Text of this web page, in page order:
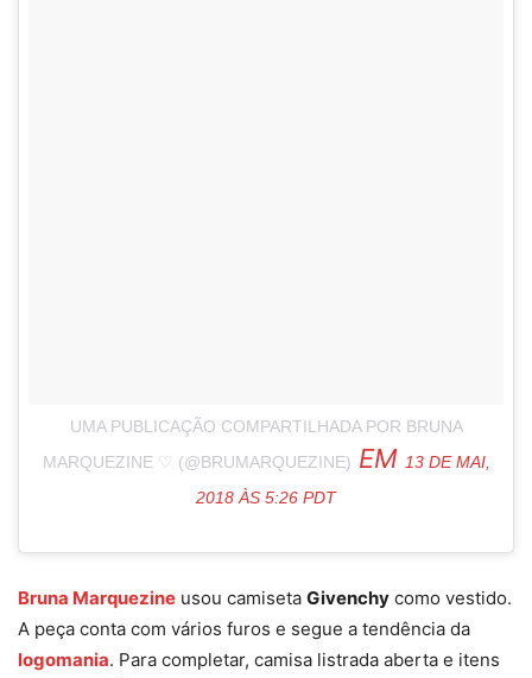
UMA PUBLICAÇÃO COMPARTILHADA POR BRUNA
MARQUEZINE ♡ (@BRUMARQUEZINE) EM 13 DE MAI,
2018 ÀS 5:26 PDT
Bruna Marquezine usou camiseta Givenchy como vestido.
A peça conta com vários furos e segue a tendência da
logomania. Para completar, camisa listrada aberta e itens